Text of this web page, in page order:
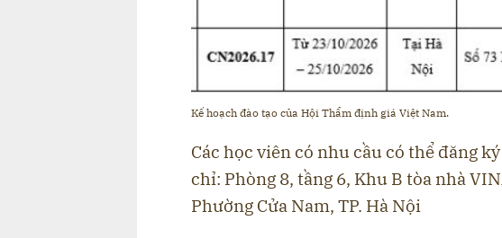
Kế hoạch đào tạo của Hội Thẩm định giá Việt Nam.
Các học viên có nhu cầu có thể đăng
chỉ: Phòng 8, tầng 6, Khu B tòa nhà
Phường Cửa Nam, TP. Hà Nội